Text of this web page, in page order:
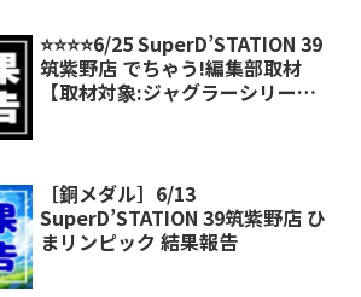
⭐️⭐️⭐️⭐️6/25 SuperD’STATION 39
筑紫野店 でちゃう!編集部取材
【取材対象:ジャグラーシリー
［銅メダル］6/13
SuperD’STATION 39筑紫野店 ひ
まリンピック 結果報告